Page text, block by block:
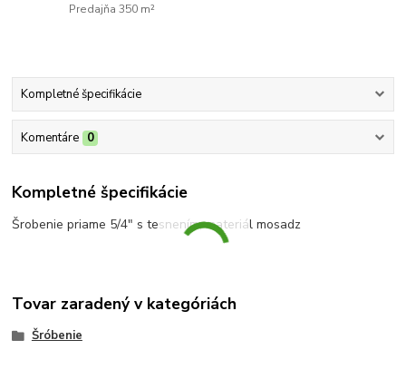
Predajňa 350 m²
Kompletné špecifikácie
Komentáre 0
Kompletné špecifikácie
Šrobenie priame 5/4" s tesnením, materiál mosadz
Tovar zaradený v kategóriách
Šróbenie